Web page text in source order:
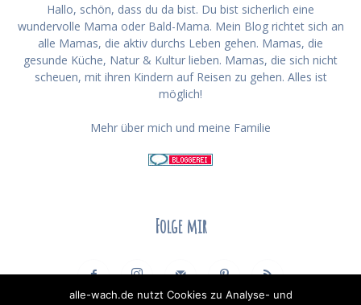
Hallo, schön, dass du da bist. Du bist sicherlich eine
wundervolle Mama oder Bald-Mama. Mein Blog richtet sich an
alle Mamas, die aktiv durchs Leben gehen. Mamas, die
gesunde Küche, Natur & Kultur lieben. Mamas, die sich nicht
scheuen, mit ihren Kindern auf Reisen zu gehen. Alles ist
möglich!
Mehr über mich und meine Familie
Folge mir
alle-wach.de nutzt Cookies zu Analyse- und